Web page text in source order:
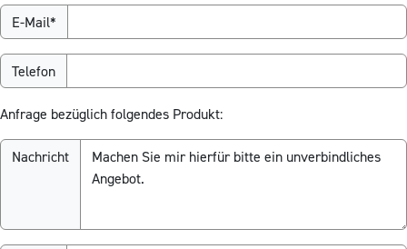
E-Mail*
Telefon
Anfrage bezüglich folgendes Produkt:
Nachricht